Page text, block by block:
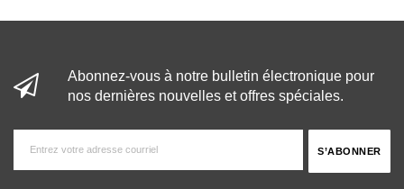
Abonnez-vous à notre bulletin électronique pour
nos dernières nouvelles et offres spéciales.